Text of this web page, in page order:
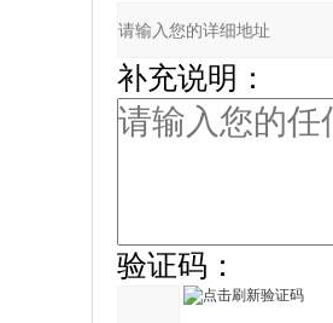
补充说明：
验证码：